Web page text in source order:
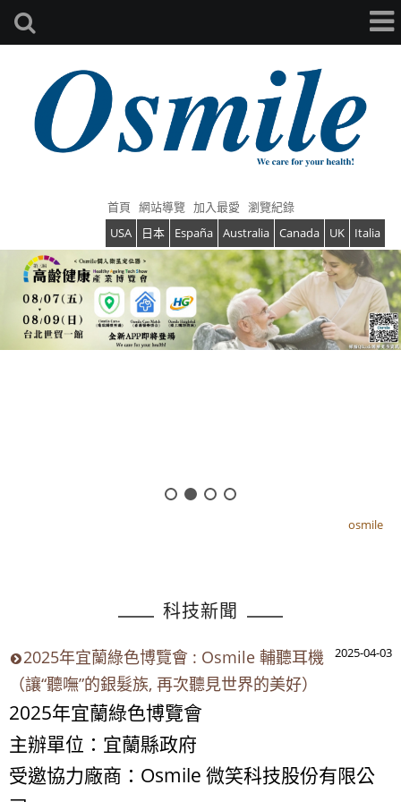
首頁 網站導覽 加入最愛
USA
日本 España Australia Canada UK Italia
瀏覽紀錄
科技新聞
2025-04-03
2025年宜蘭綠色博覽會 : Osmile 輔聽耳機
（讓“聽嘸”的銀髮族, 再次聽見世界的美好）
2025年宜蘭綠色博覽會
主辦單位：宜蘭縣政府
受邀協力廠商：Osmile 微笑科技股份有限公